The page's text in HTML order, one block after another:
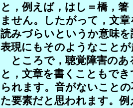
と，例えば，はし＝橋，
ません。したがって，文
読みづらいというか意味
表現にもそのようなこと
ところで，聴覚障害のあ
と，文章を書くこともで
られます。音がないこと
た要素だと思われます。